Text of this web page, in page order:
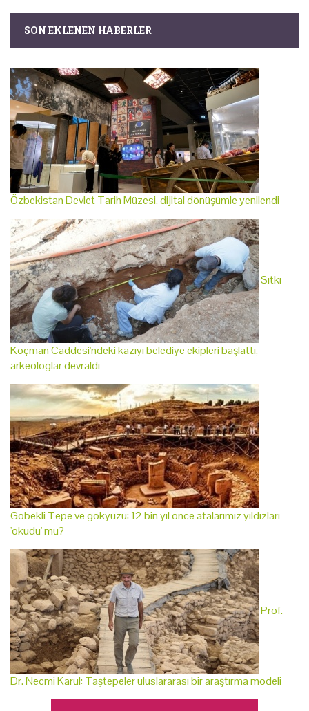
SON EKLENEN HABERLER
Özbekistan Devlet Tarih Müzesi, dijital dönüşümle yenilendi
Sıtkı
Koçman Caddesi'ndeki kazıyı belediye ekipleri başlattı,
arkeologlar devraldı
Göbekli Tepe ve gökyüzü: 12 bin yıl önce atalarımız yıldızları
'okudu' mu?
Prof.
Dr. Necmi Karul: Taştepeler uluslararası bir araştırma modeli